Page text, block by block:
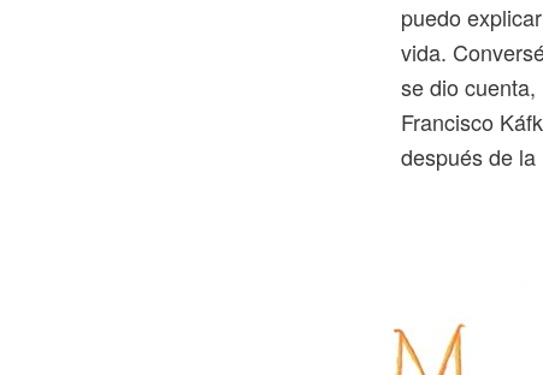
puedo
vida.
se dio
Francisco
después de